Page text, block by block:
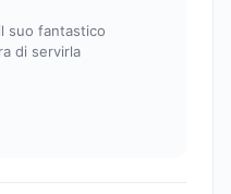
suo fantastico
di servirla